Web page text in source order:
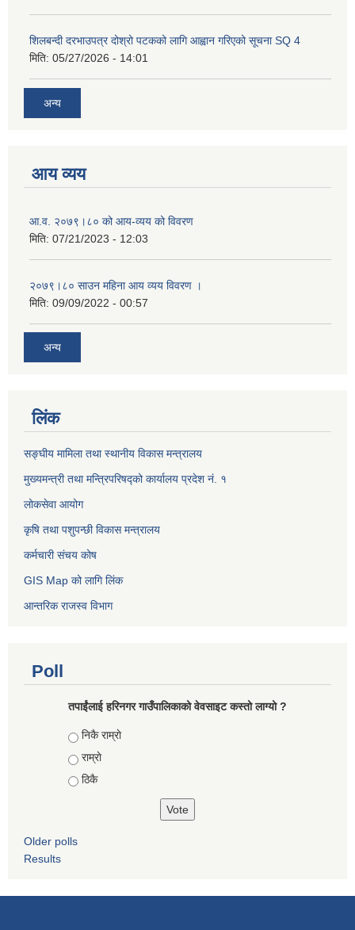
शिलबन्दी दरभाउपत्र दोश्रो पटकको लागि आह्वान गरिएको सूचना SQ 4
मिति: 05/27/2026 - 14:01
अन्य
आय व्यय
आ.व. २०७९।८० को आय-व्यय को विवरण
मिति: 07/21/2023 - 12:03
२०७९।८० साउन महिना आय व्यय विवरण ।
मिति: 09/09/2022 - 00:57
अन्य
लिंक
सङ्घीय मामिला तथा स्थानीय विकास मन्त्रालय
मुख्यमन्त्री तथा मन्त्रिपरिषद्को कार्यालय प्रदेश नं. १
लोकसेवा आयोग ​​​​
कृषि तथा पशुपन्छी विकास मन्त्रालय
कर्मचारी संचय कोष
GIS Map को लागि लिंक
आन्तरिक राजस्व विभाग
Poll
तपाईंलाई हरिनगर गाउँपालिकाको वेवसाइट कस्तो लाग्यो ?
Choices
निकै राम्राे
राम्राे
ठिकै
Older polls
Results